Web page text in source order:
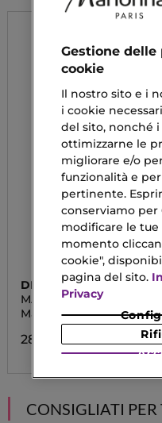
DIEGO DALLA PALMA
MATITA LABBRA
Matita Labbra
28,50 €
CONSIGLIATI PER
Gestione delle
cookie
Il nostro sito e i
i cookie
del sito, nonché
ottimizzarne le
migliorare e/o
funzionalità e
pertinente.
conserviamo per
modificare le tue
momento
cookie",
pagina del sito.
Privacy